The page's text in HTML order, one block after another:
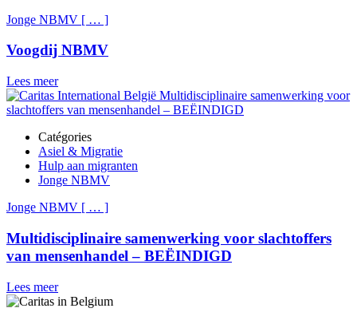
Jonge NBMV [ … ]
Voogdij NBMV
Lees meer
Catégories
Asiel & Migratie
Hulp aan migranten
Jonge NBMV
Jonge NBMV [ … ]
Multidisciplinaire samenwerking voor slachtoffers
van mensenhandel – BEËINDIGD
Lees meer